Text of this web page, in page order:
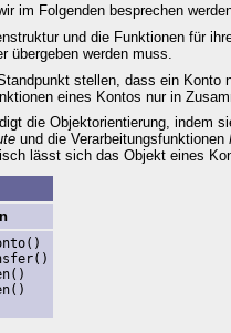
im Folgenden besprechen
und die Funktionen für
übergeben werden muss.
stellen, dass ein Konto
eines Kontos nur in
die Objektorientierung, indem
und die Verarbeitungsfunktionen
lässt sich das Objekt eines